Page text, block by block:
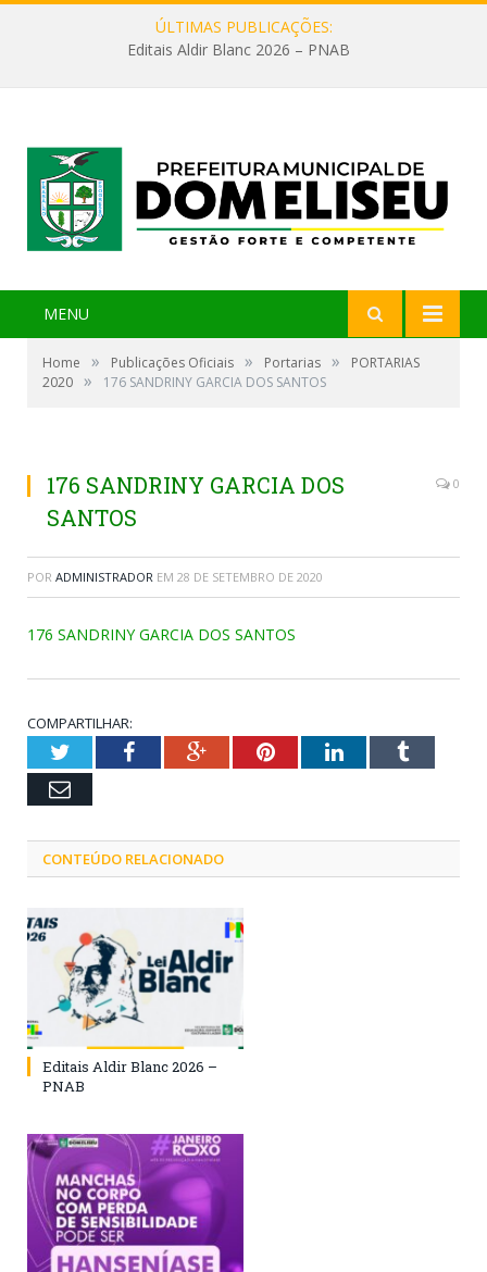
ÚLTIMAS PUBLICAÇÕES:
Editais Aldir Blanc 2026 – PNAB
MENU
Home » Publicações Oficiais » Portarias »
PORTARIAS
2020 » 176 SANDRINY GARCIA DOS SANTOS
176 SANDRINY GARCIA DOS
SANTOS
0
POR ADMINISTRADOR EM 28 DE SETEMBRO DE 2020
176 SANDRINY GARCIA DOS SANTOS
COMPARTILHAR:
TwitterFacebookGoogle+PinterestLinkedInTumblr
Email
CONTEÚDO RELACIONADO
Editais Aldir Blanc 2026 –
PNAB